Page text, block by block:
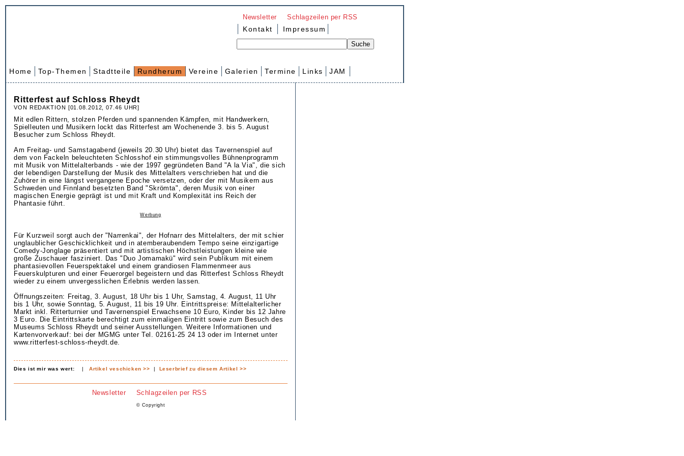
Newsletter Schlagzeilen per RSS
Kontakt Impressum
Home Top-Themen Stadtteile Rundherum Vereine Galerien Termine Links JAM
Ritterfest auf Schloss Rheydt
VON REDAKTION [01.08.2012, 07.46 UHR]
Mit edlen Rittern, stolzen Pferden und spannenden Kämpfen, mit Handwerkern,
Spielleuten und Musikern lockt das Ritterfest am Wochenende 3. bis 5. August
Besucher zum Schloss Rheydt.
Am Freitag- und Samstagabend (jeweils 20.30 Uhr) bietet das Tavernenspiel auf
dem von Fackeln beleuchteten Schlosshof ein stimmungsvolles Bühnenprogramm
mit Musik von Mittelalterbands - wie der 1997 gegründeten Band "A la Via", die sich
der lebendigen Darstellung der Musik des Mittelalters verschrieben hat und die
Zuhörer in eine längst vergangene Epoche versetzen, oder der mit Musikern aus
Schweden und Finnland besetzten Band "Skrömta", deren Musik von einer
magischen Energie geprägt ist und mit Kraft und Komplexität ins Reich der
Phantasie führt.
Werbung
Für Kurzweil sorgt auch der "Narrenkai", der Hofnarr des Mittelalters, der mit schier
unglaublicher Geschicklichkeit und in atemberaubendem Tempo seine einzigartige
Comedy-Jonglage präsentiert und mit artistischen Höchstleistungen kleine wie
große Zuschauer fasziniert. Das "Duo Jomamakü" wird sein Publikum mit einem
phantasievollen Feuerspektakel und einem grandiosen Flammenmeer aus
Feuerskulpturen und einer Feuerorgel begeistern und das Ritterfest Schloss Rheydt
wieder zu einem unvergesslichen Erlebnis werden lassen.
Öffnungszeiten: Freitag, 3. August, 18 Uhr bis 1 Uhr, Samstag, 4. August, 11 Uhr
bis 1 Uhr, sowie Sonntag, 5. August, 11 bis 19 Uhr. Eintrittspreise: Mittelalterlicher
Markt inkl. Ritterturnier und Tavernenspiel Erwachsene 10 Euro, Kinder bis 12 Jahre
3 Euro. Die Eintrittskarte berechtigt zum einmaligen Eintritt sowie zum Besuch des
Museums Schloss Rheydt und seiner Ausstellungen. Weitere Informationen und
Kartenvorverkauf: bei der MGMG unter Tel. 02161-25 24 13 oder im Internet unter
www.ritterfest-schloss-rheydt.de.
Dies ist mir was wert: |Artikel veschicken >> | Leserbrief zu diesem Artikel >>
Newsletter Schlagzeilen per RSS
© Copyright